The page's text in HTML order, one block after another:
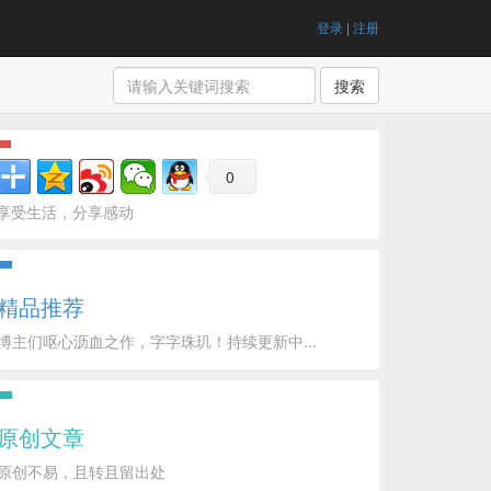
登录 | 注册
搜索
0
受生活，分享感动
品推荐
主们呕心沥血之作，字字珠玑！持续更新中...
创文章
创不易，且转且留出处